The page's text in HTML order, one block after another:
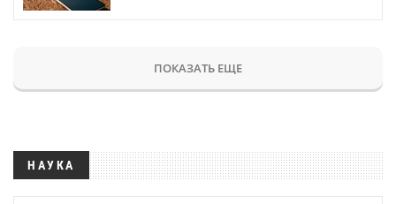
ПОКАЗАТЬ ЕЩЕ
НАУКА